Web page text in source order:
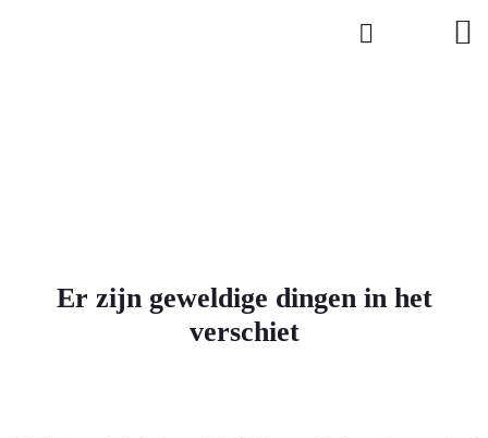
Er zijn geweldige dingen in het
verschiet